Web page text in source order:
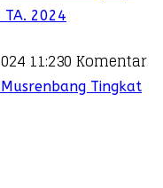
TA. 2024
11:230 Komentar
Tingkat